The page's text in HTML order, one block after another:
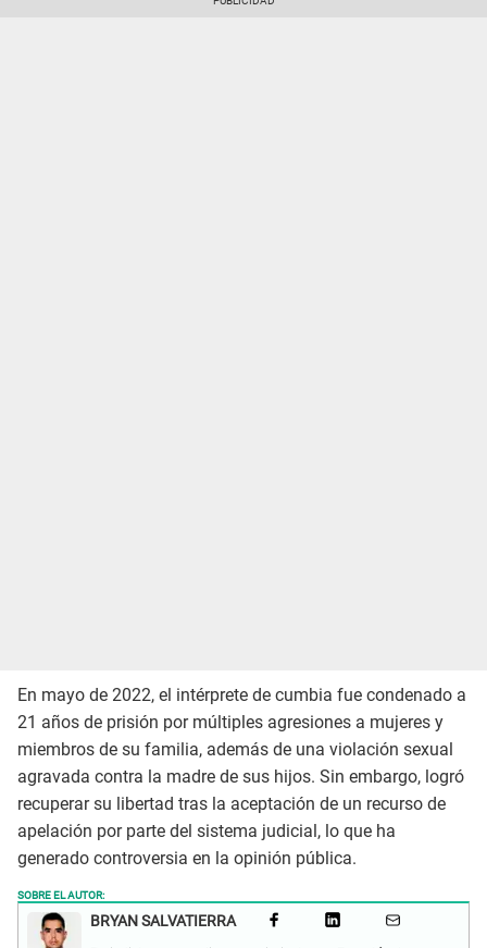
En mayo de 2022, el intérprete de cumbia fue condenado a
21 años de prisión por múltiples agresiones a mujeres y
miembros de su familia, además de una violación sexual
agravada contra la madre de sus hijos. Sin embargo, logró
recuperar su libertad tras la aceptación de un recurso de
apelación por parte del sistema judicial, lo que ha
generado controversia en la opinión pública.
SOBRE EL AUTOR:
BRYAN SALVATIERRA